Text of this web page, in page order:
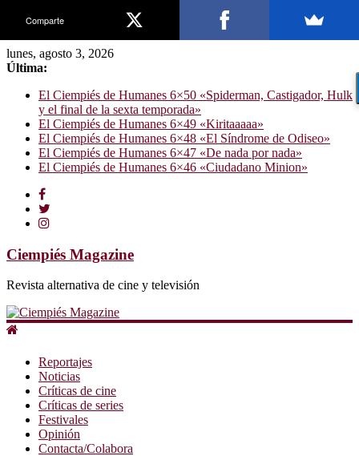
lunes, agosto 3, 2026
Última:
El Ciempiés de Humanes 6×50 «Spiderman, Castigador, Hulk
y el final de la sexta temporada»
El Ciempiés de Humanes 6×49 «Kiritaaaaa»
El Ciempiés de Humanes 6×48 «El Síndrome de Odiseo»
El Ciempiés de Humanes 6×47 «De nada por nada»
El Ciempiés de Humanes 6×46 «Ciudadano Minion»
Ciempiés Magazine
Revista alternativa de cine y televisión
Reportajes
Noticias
Críticas de cine
Críticas de series
Festivales
Opinión
Contacta/Colabora
Comparte